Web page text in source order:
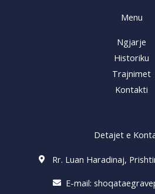
Menu
Ngjarje
Historiku
Trajnimet
Kontakti
Detajet e
Rr. Luan Haradinaj,
E-mail: